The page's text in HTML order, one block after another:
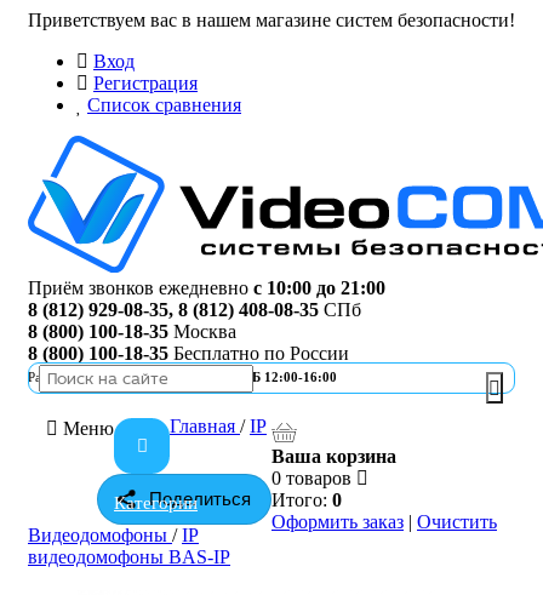
Приветствуем вас в нашем магазине систем безопасности!
Вход
Регистрация
Список сравнения
Приём звонков ежедневно с 10:00 до 21:00
8 (812) 929-08-35, 8 (812) 408-08-35 СПб
8 (800) 100-18-35 Москва
8 (800) 100-18-35 Бесплатно по России
Работа офисаПН-ПТ 10:00-19:00 | СБ 12:00-16:00
Меню
Категории
Ваша корзина
0 товаров
Итого: 0
Оформить заказ | Очистить
Поделиться
Главная /IP
Видеодомофоны /IP
видеодомофоны BAS-IP